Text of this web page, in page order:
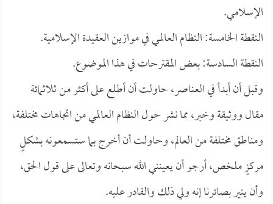
الإسلامي.
النقطة الخامسة: النظام العالمي في موازين العقيدة الإسلامية.
النقطة السادسة: بعض المقترحات في هذا الموضوع.
وقبل أن أبدأ في العناصر، حاولت أن أطلع على أكثر من ثلاثمائة
مقال ووثيقة وخبر، مما نشر حول النظام العالمي من اتجاهات مختلفة،
ومناطق مختلفة من العالم، وحاولت أن أخرج بما ستسمعونه بشكلٍ
مركزٍ ملخص، أرجو أن يعينني الله سبحانه وتعالى على قول الحق،
وأن ينير بصائرنا إنه ولي ذلك والقادر عليه.